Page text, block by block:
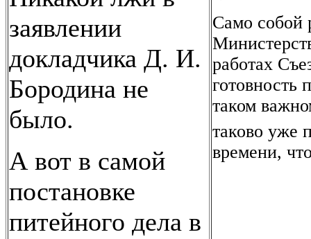
заявлении
докладчика Д. И.
Бородина не
было.
А вот в самой
постановке
питейного дела в
Само собой
работах
готовность
таком
таково уже
времени,